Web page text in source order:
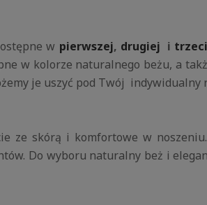
w pierwszej, drugiej i
w kolorze naturalnego beżu, a
je uszyć pod Twój indywidualny
ze skórą i komfortowe w
Do wyboru naturalny beż i